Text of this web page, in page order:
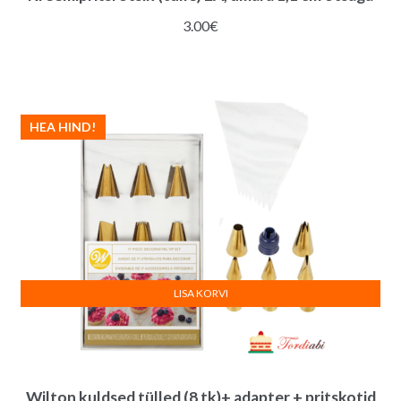
3.00€
HEA HIND!
LISA KORVI